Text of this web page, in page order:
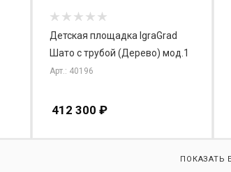
Детская площадка IgraGrad
Шато с трубой (Дерево) мод.1
Арт.: 40196
412 300 ₽
ПОКАЗАТЬ